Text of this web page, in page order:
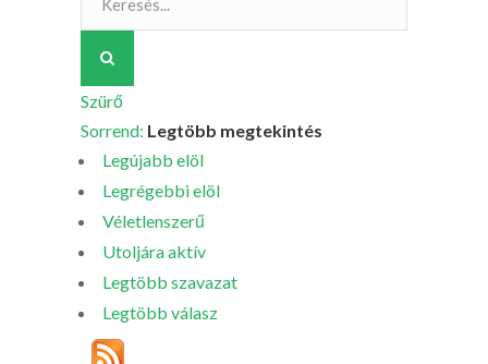
Szürő
Sorrend: Legtöbb megtekintés
Legújabb elöl
Legrégebbi elöl
Véletlenszerű
Utoljára aktív
Legtöbb szavazat
Legtöbb válasz